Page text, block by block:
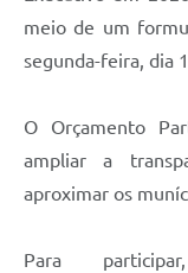
meio de um
segunda-feira, dia
O Orçamento
ampliar a
aproximar os
Para